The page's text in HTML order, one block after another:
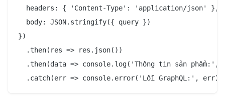
  headers: { 'Content-Type': 'application/json' },
  body: JSON.stringify({ query })
})
  .then(res => res.json())
.then(data => console.log('Thông tin sản phẩm:',